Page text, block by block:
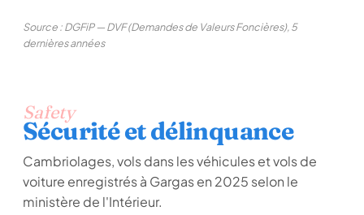
Source : DGFiP — DVF (Demandes de Valeurs Foncières), 5
dernières années
Safety
Sécurité et délinquance
Cambriolages, vols dans les véhicules et vols de
voiture enregistrés à Gargas en 2025 selon le
ministère de l'Intérieur.